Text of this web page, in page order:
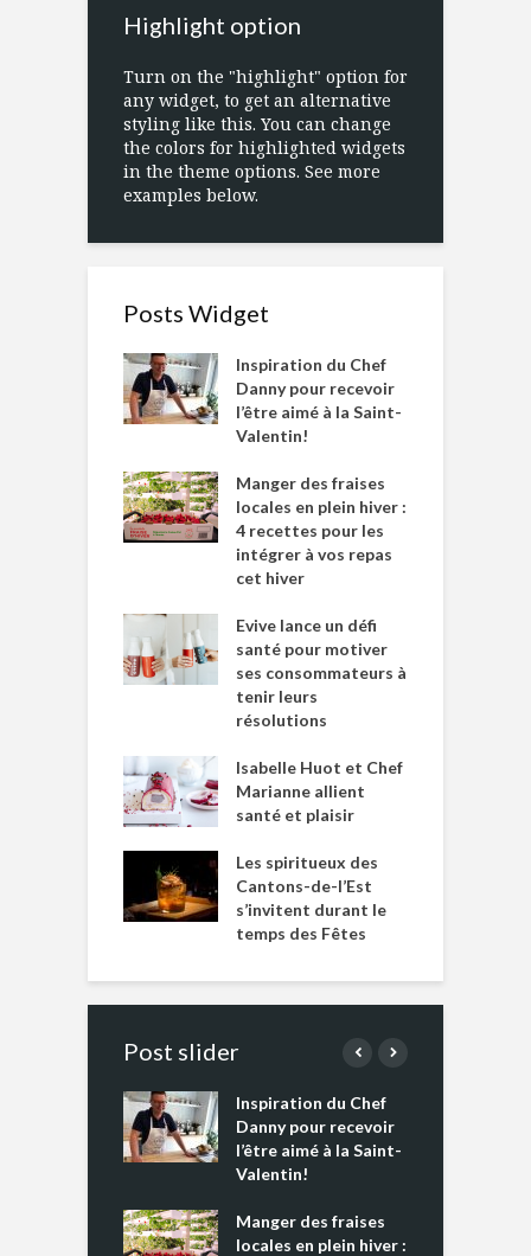
Highlight option
Turn on the "highlight" option for
any widget, to get an alternative
styling like this. You can change
the colors for highlighted widgets
in the theme options. See more
examples below.
Posts Widget
Inspiration du Chef
Danny pour recevoir
l’être aimé à la Saint-
Valentin!
Manger des fraises
locales en plein hiver :
4 recettes pour les
intégrer à vos repas
cet hiver
Evive lance un défi
santé pour motiver
ses consommateurs à
tenir leurs
résolutions
Isabelle Huot et Chef
Marianne allient
santé et plaisir
Les spiritueux des
Cantons-de-l’Est
s’invitent durant le
temps des Fêtes
Post slider
Inspiration du Chef
Danny pour recevoir
l’être aimé à la Saint-
Valentin!
Manger des fraises
locales en plein hiver :